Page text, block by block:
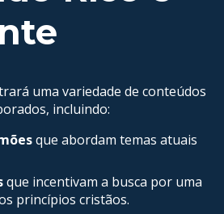
uma variedade de conteúdos
incluindo:
que abordam temas atuais
que incentivam a busca por uma
princípios cristãos.